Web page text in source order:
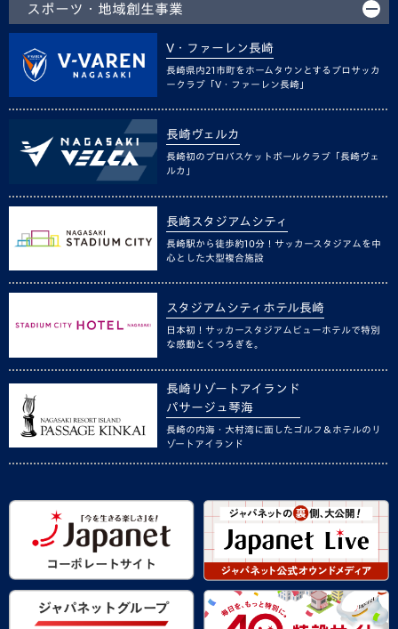
スポーツ・地域創生事業
V・ファーレン長崎
長崎県内21市町をホームタウンとするプロサッカ
ークラブ「V・ファーレン長崎」
長崎ヴェルカ
長崎初のプロバスケットボールクラブ「長崎ヴェ
ルカ」
長崎スタジアムシティ
長崎駅から徒歩約10分！サッカースタジアムを中
心とした大型複合施設
スタジアムシティホテル長崎
日本初！サッカースタジアムビューホテルで特別
な感動とくつろぎを。
長崎リゾートアイランド
パサージュ琴海
長崎の内海・大村湾に面したゴルフ＆ホテルのリ
ゾートアイランド